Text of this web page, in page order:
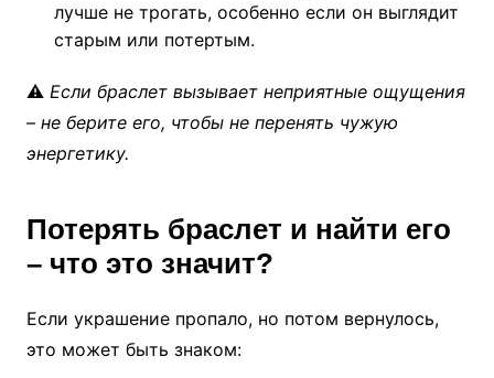
лучше не трогать, особенно если он выглядит
старым или потертым.
⚠️ Если браслет вызывает неприятные ощущения
– не берите его, чтобы не перенять чужую
энергетику.
Потерять браслет и найти его
– что это значит?
Если украшение пропало, но потом вернулось,
это может быть знаком: